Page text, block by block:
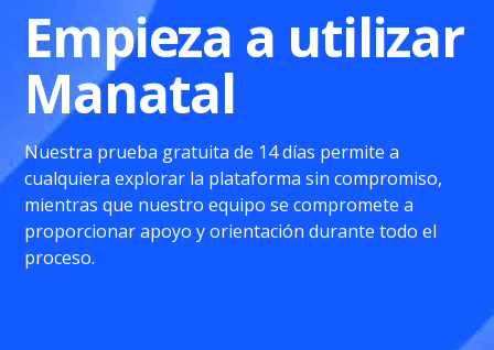
Empieza a utilizar
Manatal
Nuestra prueba gratuita de 14 días permite a
cualquiera explorar la plataforma sin compromiso,
mientras que nuestro equipo se compromete a
proporcionar apoyo y orientación durante todo el
proceso.